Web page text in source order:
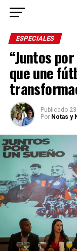
ESPECIALES
“Juntos
que une
Publicado
Por Notas y